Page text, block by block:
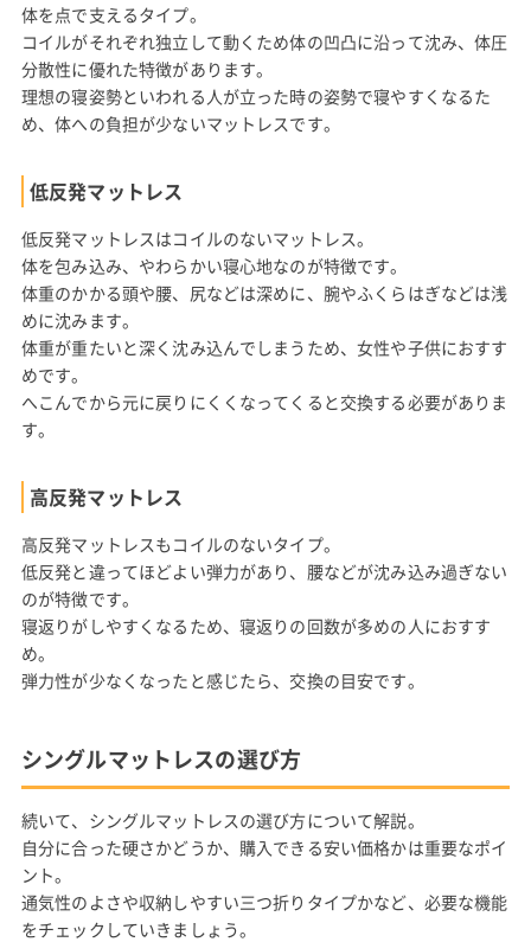
体を点で支えるタイプ。
コイルがそれぞれ独立して動くため体の凹凸に沿って沈み、体圧
分散性に優れた特徴があります。
理想の寝姿勢といわれる人が立った時の姿勢で寝やすくなるた
め、体への負担が少ないマットレスです。
低反発マットレス
低反発マットレスはコイルのないマットレス。
体を包み込み、やわらかい寝心地なのが特徴です。
体重のかかる頭や腰、尻などは深めに、腕やふくらはぎなどは浅
めに沈みます。
体重が重たいと深く沈み込んでしまうため、女性や子供におすす
めです。
へこんでから元に戻りにくくなってくると交換する必要がありま
す。
高反発マットレス
高反発マットレスもコイルのないタイプ。
低反発と違ってほどよい弾力があり、腰などが沈み込み過ぎない
のが特徴です。
寝返りがしやすくなるため、寝返りの回数が多めの人におすす
め。
弾力性が少なくなったと感じたら、交換の目安です。
シングルマットレスの選び方
続いて、シングルマットレスの選び方について解説。
自分に合った硬さかどうか、購入できる安い価格かは重要なポイ
ント。
通気性のよさや収納しやすい三つ折りタイプかなど、必要な機能
をチェックしていきましょう。